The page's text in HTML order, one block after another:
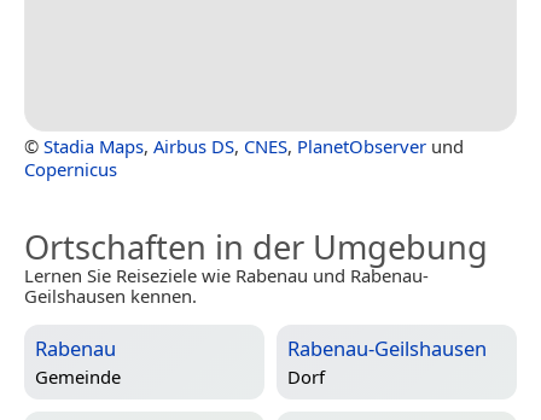
© Stadia Maps, Airbus DS, CNES, PlanetObserver und
Copernicus
Ortschaften in der Umgebung
Lernen Sie Reiseziele wie Rabenau und Rabenau-
Geilshausen kennen.
Rabenau
Gemeinde
Rabenau-Geilshausen
Dorf